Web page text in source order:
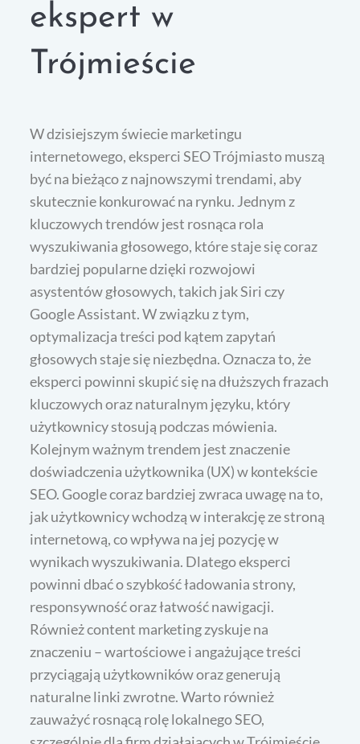
ekspert w
Trójmieście
W dzisiejszym świecie marketingu
internetowego, eksperci SEO Trójmiasto muszą
być na bieżąco z najnowszymi trendami, aby
skutecznie konkurować na rynku. Jednym z
kluczowych trendów jest rosnąca rola
wyszukiwania głosowego, które staje się coraz
bardziej popularne dzięki rozwojowi
asystentów głosowych, takich jak Siri czy
Google Assistant. W związku z tym,
optymalizacja treści pod kątem zapytań
głosowych staje się niezbędna. Oznacza to, że
eksperci powinni skupić się na dłuższych frazach
kluczowych oraz naturalnym języku, który
użytkownicy stosują podczas mówienia.
Kolejnym ważnym trendem jest znaczenie
doświadczenia użytkownika (UX) w kontekście
SEO. Google coraz bardziej zwraca uwagę na to,
jak użytkownicy wchodzą w interakcję ze stroną
internetową, co wpływa na jej pozycję w
wynikach wyszukiwania. Dlatego eksperci
powinni dbać o szybkość ładowania strony,
responsywność oraz łatwość nawigacji.
Również content marketing zyskuje na
znaczeniu – wartościowe i angażujące treści
przyciągają użytkowników oraz generują
naturalne linki zwrotne. Warto również
zauważyć rosnącą rolę lokalnego SEO,